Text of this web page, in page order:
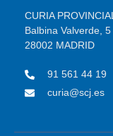
CURIA PROVINCIAL
Balbina Valverde, 5
28002 MADRID
91 561 44 19
curia@scj.es